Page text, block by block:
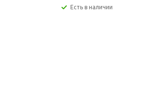
Есть в наличии